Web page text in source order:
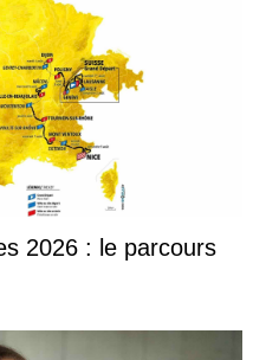
2026 : le parcours